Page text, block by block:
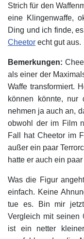
Strich für den
eine Klingenwaffe,
Ding und ich finde,
Cheetor echt gut aus.
Bemerkungen:
als einer der
Waffe transformiert.
können könnte,
nehmen ja auch an,
obwohl der im Film
Fall hat Cheetor im
außer ein paar
hatte er auch ein
Was die Figur
einfach. Keine
tue es. Bin mir
Vergleich mit seinen
ist ein netter